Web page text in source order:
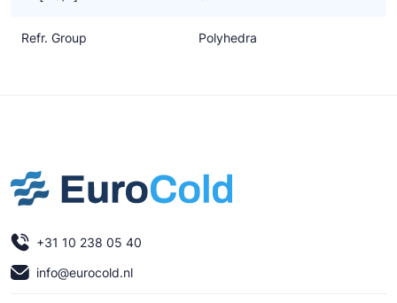
Refr. Group Polyhedra
+31 10 238 05 40
info@eurocold.nl